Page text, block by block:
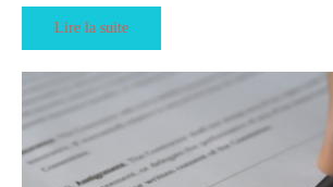
Lire la suite